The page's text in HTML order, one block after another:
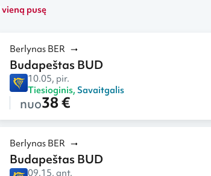
vieną pusę
Berlynas BER
Budapeštas BUD
10.05, pir.
Tiesioginis, Savaitgalis
nuo38 €
Berlynas BER
Budapeštas BUD
09.15, ant.